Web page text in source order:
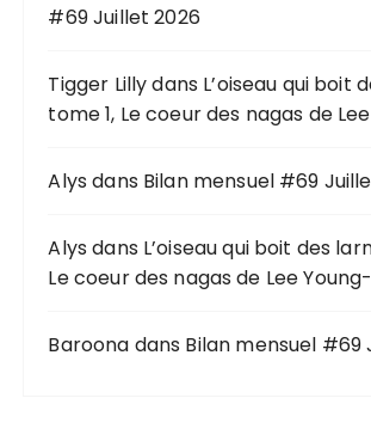
p
u
r
#69 Juillet 2026
Tigger Lillydans L’oiseau qui boit
tome 1, Le coeur des nagas de
Alys dans Bilan mensuel #69
Alys dans L’oiseau qui boit des
Le coeur des nagas de Lee
Baroona dans Bilan mensuel #69